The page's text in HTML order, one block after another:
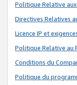
Politique Relative
Directives Relatives
Licence IP et
Politique Relative au
Conditions du
Politique du